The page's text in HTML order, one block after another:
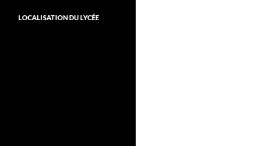
LOCALISATION DU LYCÉE